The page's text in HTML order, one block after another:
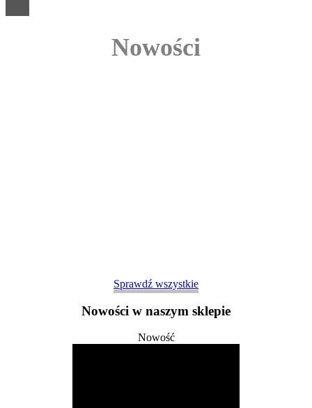
Nowości
Sprawdź wszystkie
Nowości w naszym sklepie
Nowość